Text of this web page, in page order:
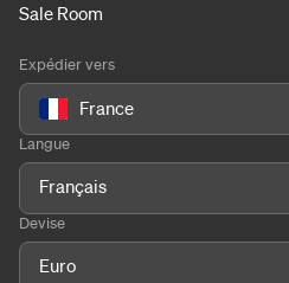
Sale Room
Expédier vers
France
Langue
Français
Devise
Euro